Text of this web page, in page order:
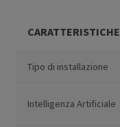
CARATTERISTICHE
Tipo di installazione
Intelligenza Artificiale